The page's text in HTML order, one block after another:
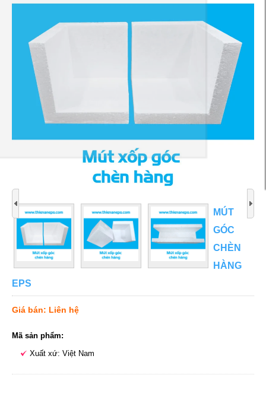
MÚT
GÓC
CHÈN
HÀNG
EPS
Giá bán: Liên hệ
Mã sản phẩm:
Xuất xứ: Việt Nam